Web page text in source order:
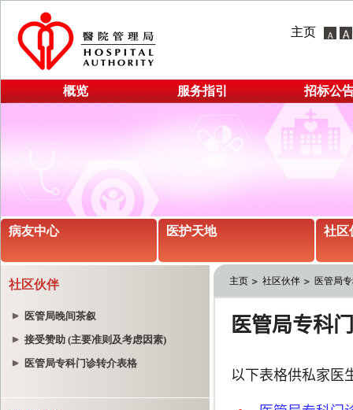
主页
概览 服务指引 招标公
病友中心 医护天地 社区
社区伙伴
医管局晚间茶叙
接受赞助 (主要准则及考虑因素)
医管局专科门诊转介表格
主页 社区伙伴 医管局